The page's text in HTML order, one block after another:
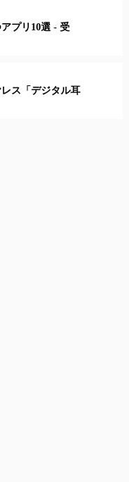
プリ10選 - 受
ス「デジタル耳